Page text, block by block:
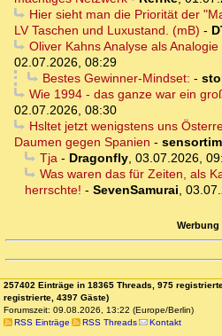
Hier sieht man die Priorität der
LV Taschen und Luxustand. (mB) -
Oliver Kahns Analyse als
02.07.2026, 08:29
Bestes Gewinner-Mindset: -
Wie 1994 - das ganze war ein
02.07.2026, 08:30
Hsltet jetzt wenigstens uns
Daumen gegen Spanien -
Tja- Dragonfly, 03.07.2026,
Was waren das für Zeiten, als
herrschte! - SevenSamurai,
Werbung
257402 Einträge in 18365 Threads, 975
registrierte, 4397 Gäste)
Forumszeit: 09.08.2026, 13:22 (Europe/Berlin)
RSS Einträge
RSS Threads Kontakt